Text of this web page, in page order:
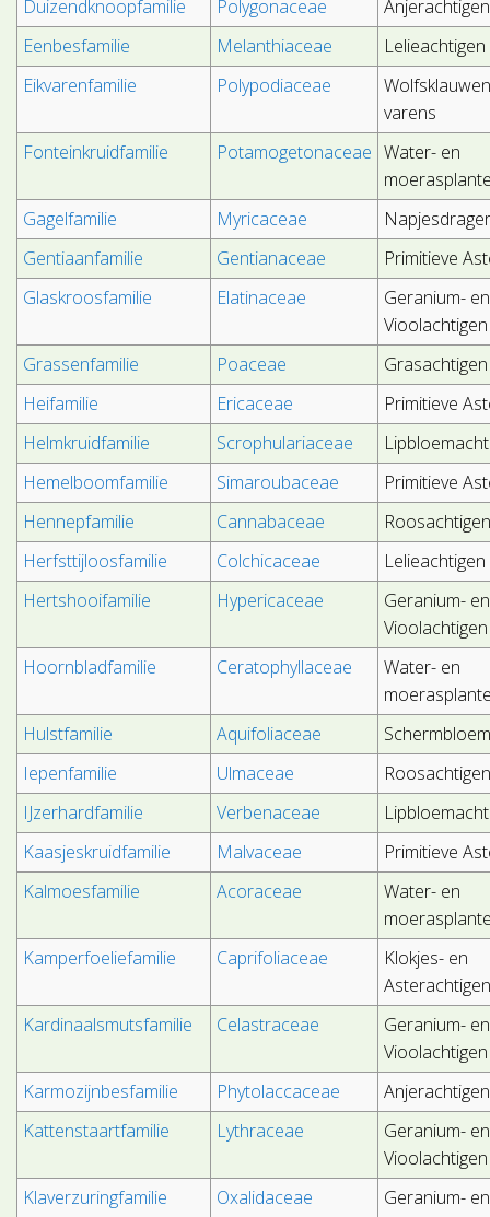
Duizendknoopfamilie Polygonaceae
Anjerachtigen
Eenbesfamilie
Melanthiaceae
Lelieachtigen
Eikvarenfamilie
Polypodiaceae
varens
Fonteinkruidfamilie
Potamogetonaceae Water- en
Gagelfamilie
Myricaceae
Gentiaanfamilie
Gentianaceae
Primitieve
Glaskroosfamilie
Elatinaceae
Geranium- en
Vioolachtigen
Grassenfamilie
Poaceae
Grasachtigen
Heifamilie
Ericaceae
Primitieve
Helmkruidfamilie
Scrophulariaceae
Hemelboomfamilie
Simaroubaceae
Primitieve
Hennepfamilie
Cannabaceae
Herfsttijloosfamilie
Colchicaceae
Lelieachtigen
Hertshooifamilie
Hypericaceae
Geranium- en
Vioolachtigen
Hoornbladfamilie
Ceratophyllaceae
Water- en
Hulstfamilie
Aquifoliaceae
Iepenfamilie
Ulmaceae
IJzerhardfamilie
Verbenaceae
Kaasjeskruidfamilie
Malvaceae
Primitieve
Kalmoesfamilie
Acoraceae
Water- en
Kamperfoeliefamilie
Caprifoliaceae
Klokjes- en
Kardinaalsmutsfamilie
Celastraceae
Geranium- en
Vioolachtigen
Karmozijnbesfamilie
Phytolaccaceae
Anjerachtigen
Kattenstaartfamilie
Lythraceae
Geranium- en
Vioolachtigen
Klaverzuringfamilie
Oxalidaceae
Geranium- en